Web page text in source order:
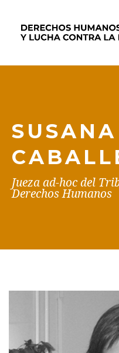
Jueza ad-hoc del
Derechos Humanos